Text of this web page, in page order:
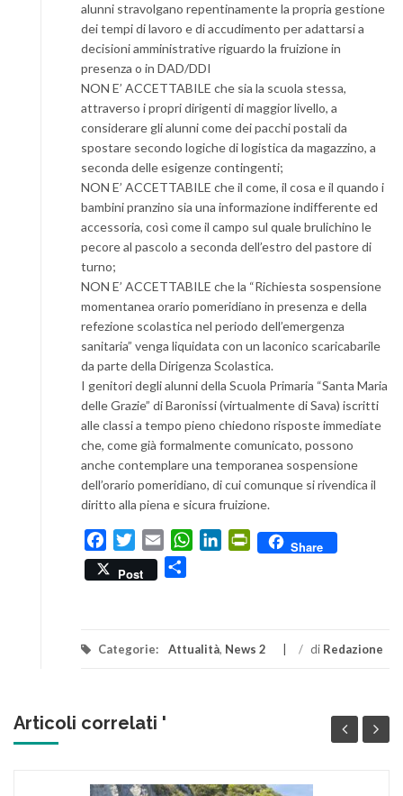
alunni stravolgano repentinamente la propria gestione
dei tempi di lavoro e di accudimento per adattarsi a
decisioni amministrative riguardo la fruizione in
presenza o in DAD/DDI
NON E’ ACCETTABILE che sia la scuola stessa,
attraverso i propri dirigenti di maggior livello, a
considerare gli alunni come dei pacchi postali da
spostare secondo logiche di logistica da magazzino, a
seconda delle esigenze contingenti;
NON E’ ACCETTABILE che il come, il cosa e il quando i
bambini pranzino sia una informazione indifferente ed
accessoria, così come il campo sul quale brulichino le
pecore al pascolo a seconda dell’estro del pastore di
turno;
NON E’ ACCETTABILE che la “Richiesta sospensione
momentanea orario pomeridiano in presenza e della
refezione scolastica nel periodo dell’emergenza
sanitaria” venga liquidata con un laconico scaricabarile
da parte della Dirigenza Scolastica.
I genitori degli alunni della Scuola Primaria “Santa Maria
delle Grazie” di Baronissi (virtualmente di Sava) iscritti
alle classi a tempo pieno chiedono risposte immediate
che, come già formalmente comunicato, possono
anche contemplare una temporanea sospensione
dell’orario pomeridiano, di cui comunque si rivendica il
diritto alla piena e sicura fruizione.
FacebookTwitterEmail WhatsApp
LinkedInPrintFriendly
Share
Post
Categorie: Attualità, News 2 / di Redazione
Articoli correlati '